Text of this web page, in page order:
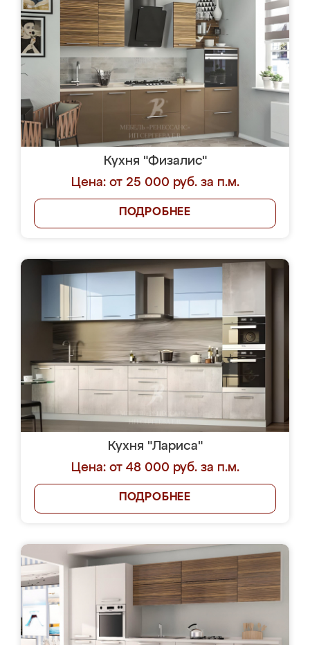
Кухня "Физалис"
Цена: от 25 000 руб. за п.м.
ПОДРОБНЕЕ
Кухня "Лариса"
Цена: от 48 000 руб. за п.м.
ПОДРОБНЕЕ